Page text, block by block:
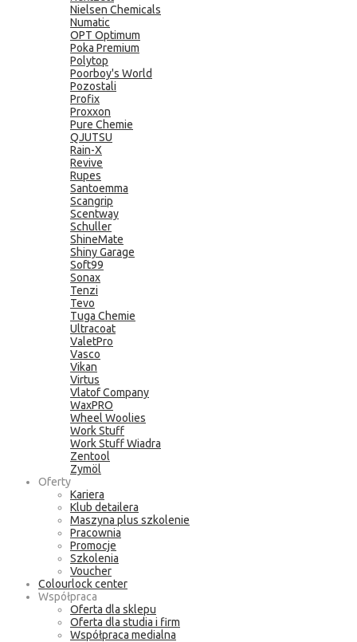
Nielsen Chemicals
Numatic
OPT Optimum
Poka Premium
Polytop
Poorboy's World
Pozostali
Profix
Proxxon
Pure Chemie
QJUTSU
Rain-X
Revive
Rupes
Santoemma
Scangrip
Scentway
Schuller
ShineMate
Shiny Garage
Soft99
Sonax
Tenzi
Tevo
Tuga Chemie
Ultracoat
ValetPro
Vasco
Vikan
Virtus
Vlatof Company
WaxPRO
Wheel Woolies
Work Stuff
Work Stuff Wiadra
Zentool
Zymöl
Oferty
Kariera
Klub detailera
Maszyna plus szkolenie
Pracownia
Promocje
Szkolenia
Voucher
Colourlock center
Współpraca
Oferta dla sklepu
Oferta dla studia i firm
Współpraca medialna